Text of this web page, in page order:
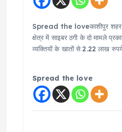
Spread the loveकाशीपुर शहर
क्षेत्र में साइबर ठगी के दो मामले
व्यक्तियों के खातों से 2.22 लाख
Spread the love